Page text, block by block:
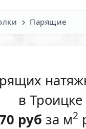
Парящие
в Троицке
руб за м2